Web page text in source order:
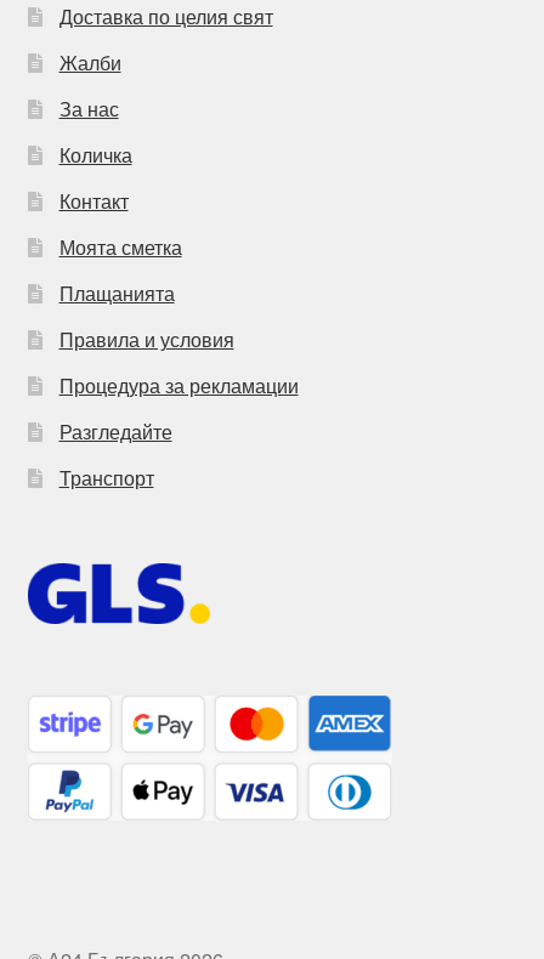
Доставка по целия свят
Жалби
За нас
Количка
Контакт
Моята сметка
Плащанията
Правила и условия
Процедура за рекламации
Разгледайте
Транспорт